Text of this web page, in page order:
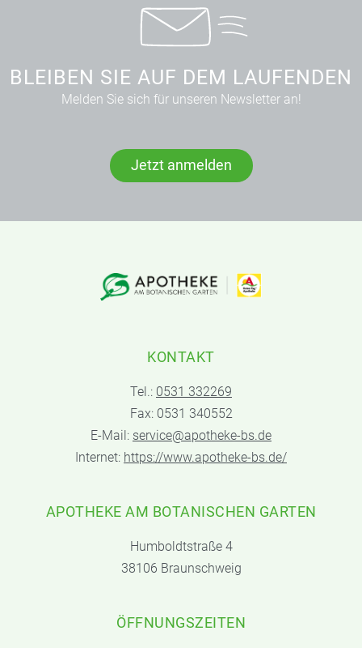
BLEIBEN SIE AUF DEM LAUFENDEN
Melden Sie sich für unseren Newsletter an!
Jetzt anmelden
KONTAKT
Tel.: 0531 332269
Fax: 0531 340552
E-Mail: service@apotheke-bs.de
Internet: https://www.apotheke-bs.de/
APOTHEKE AM BOTANISCHEN GARTEN
Humboldtstraße 4
38106 Braunschweig
ÖFFNUNGSZEITEN